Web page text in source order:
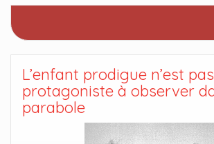
L’enfant prodigue n’est
protagoniste à observer
parabole